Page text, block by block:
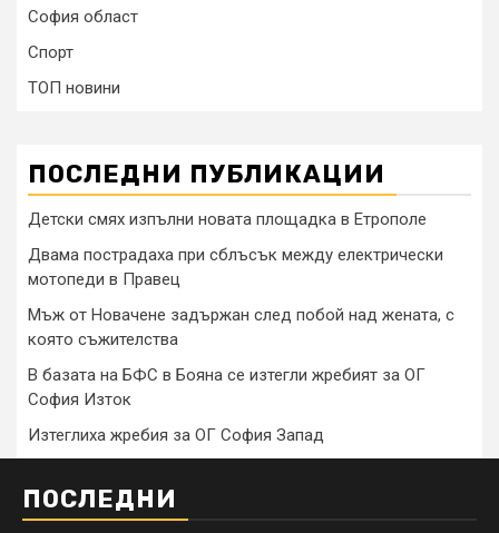
София област
Спорт
ТОП новини
ПОСЛЕДНИ ПУБЛИКАЦИИ
Детски смях изпълни новата площадка в Етрополе
Двама пострадаха при сблъсък между електрически
мотопеди в Правец
Мъж от Новачене задържан след побой над жената, с
която съжителства
В базата на БФС в Бояна се изтегли жребият за ОГ
София Изток
Изтеглиха жребия за ОГ София Запад
ПОСЛЕДНИ